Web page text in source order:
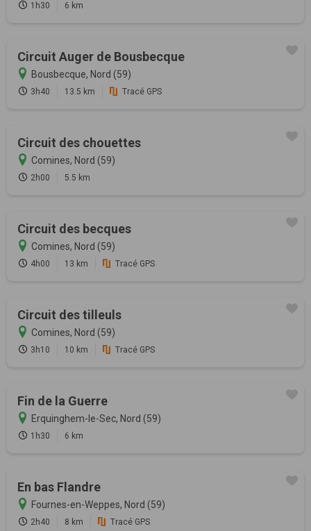
1h30 6 km
Circuit Auger de Bousbecque
Bousbecque, Nord (59)
3h40 13.5 km Tracé GPS
Circuit des chouettes
Comines, Nord (59)
2h00 5.5 km
Circuit des becques
Comines, Nord (59)
4h00 13 km Tracé GPS
Circuit des tilleuls
Comines, Nord (59)
3h10 10 km Tracé GPS
Fin de la Guerre
Erquinghem-le-Sec, Nord (59)
1h30 6 km
En bas Flandre
Fournes-en-Weppes, Nord (59)
2h40 8 km Tracé GPS